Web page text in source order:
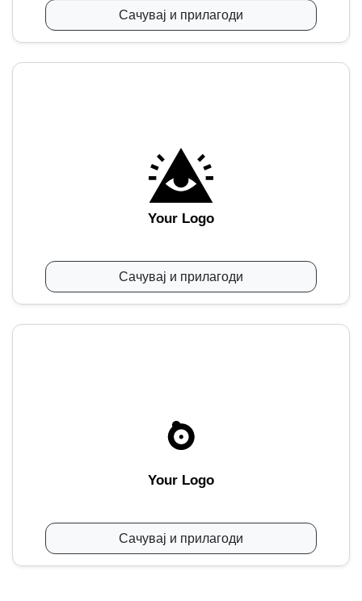
Сачувај и прилагоди
Your Logo
Сачувај и прилагоди
Your Logo
Сачувај и прилагоди